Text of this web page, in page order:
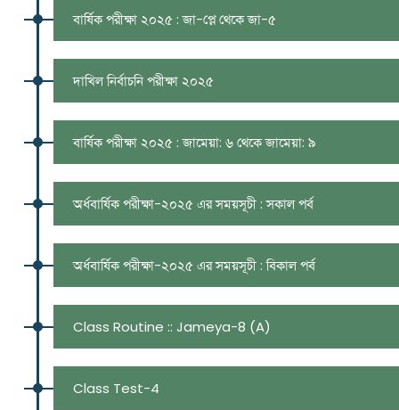
বার্ষিক পরীক্ষা ২০২৫ : জা-প্লে থেকে জা-৫
দাখিল নির্বাচনি পরীক্ষা ২০২৫
বার্ষিক পরীক্ষা ২০২৫ : জামেয়া: ৬ থেকে জামেয়া: ৯
অর্ধবার্ষিক পরীক্ষা-২০২৫ এর সময়সূচী : সকাল পর্ব
অর্ধবার্ষিক পরীক্ষা-২০২৫ এর সময়সূচী : বিকাল পর্ব
Class Routine :: Jameya-8 (A)
Class Test-4